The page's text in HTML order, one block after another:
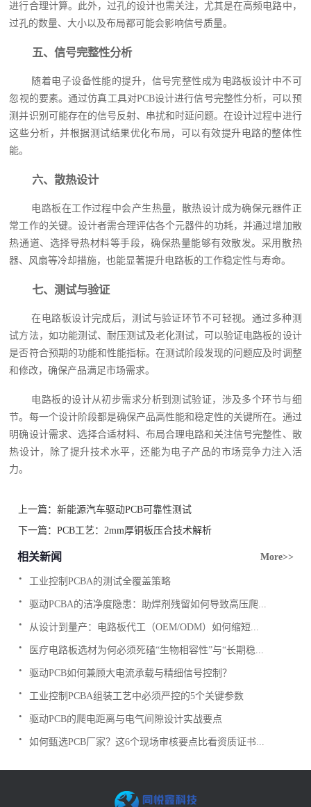
进行合理计算。此外，过孔的设计也需关注，尤其是在高频电路中，
过孔的数量、大小以及布局都可能会影响信号质量。
五、信号完整性分析
随着电子设备性能的提升，信号完整性成为电路板设计中不可
忽视的要素。通过仿真工具对PCB设计进行信号完整性分析，可以预
测并识别可能存在的信号反射、串扰和时延问题。在设计过程中进行
这些分析，并根据测试结果优化布局，可以有效提升电路的整体性
能。
六、散热设计
电路板在工作过程中会产生热量，散热设计成为确保元器件正
常工作的关键。设计者需合理评估各个元器件的功耗，并通过增加散
热通道、选择导热材料等手段，确保热量能够有效散发。采用散热
器、风扇等冷却措施，也能显著提升电路板的工作稳定性与寿命。
七、测试与验证
在电路板设计完成后，测试与验证环节不可轻视。通过多种测
试方法，如功能测试、耐压测试及老化测试，可以验证电路板的设计
是否符合预期的功能和性能指标。在测试阶段发现的问题应及时调整
和修改，确保产品满足市场需求。
电路板的设计从初步需求分析到测试验证，涉及多个环节与细
节。每一个设计阶段都是确保产品高性能和稳定性的关键所在。通过
明确设计需求、选择合适材料、布局合理电路和关注信号完整性、散
热设计，除了提升技术水平，还能为电子产品的市场竞争力注入活
力。
上一篇：新能源汽车驱动PCB可靠性测试
下一篇：PCB工艺：2mm厚铜板压合技术解析
相关新闻 More>>
工业控制PCBA的测试全覆盖策略
.
驱动PCBA的洁净度隐患：助焊剂残留如何导致高压爬...
.
从设计到量产：电路板代工（OEM/ODM）如何缩短...
.
医疗电路板选材为何必须死磕“生物相容性”与“长期稳...
.
驱动PCB如何兼顾大电流承载与精细信号控制？
.
工业控制PCBA组装工艺中必须严控的5个关键参数
.
驱动PCB的爬电距离与电气间隙设计实战要点
.
如何甄选PCB厂家？这6个现场审核要点比看资质证书...
.